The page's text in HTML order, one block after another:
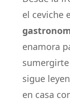
el ceviche
enamora
sigue
en casa